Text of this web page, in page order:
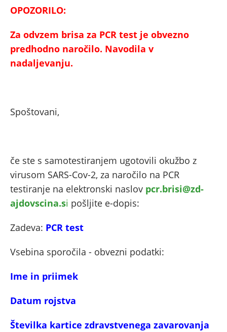
OPOZORILO:
Za odvzem brisa za PCR test je obvezno
predhodno naročilo. Navodila v
nadaljevanju.
Spoštovani,
če ste s samotestiranjem ugotovili okužbo z
virusom SARS-Cov-2, za naročilo na PCR
testiranje na elektronski naslov pcr.brisi@zd-
ajdovscina.si pošljite e-dopis:
Zadeva: PCR test
Vsebina sporočila - obvezni podatki:
Ime in priimek
Datum rojstva
Številka kartice zdravstvenega zavarovanja